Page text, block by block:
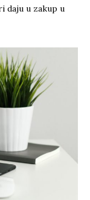
daju u zakup u